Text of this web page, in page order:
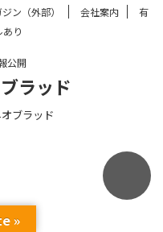
ン（外部） 会社案内
有
り
公開
ラッド
ブラッド
»